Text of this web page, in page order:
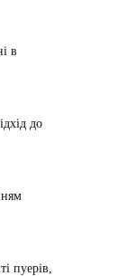
в
до
пуерів,